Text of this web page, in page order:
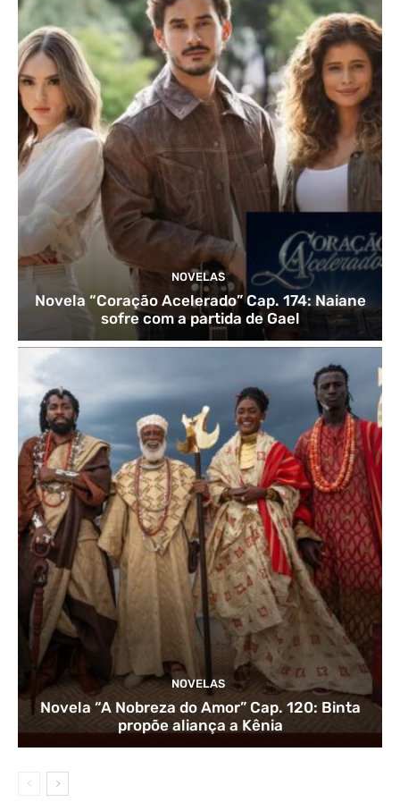
NOVELAS
Novela “Coração Acelerado” Cap. 174: Naiane
sofre com a partida de Gael
NOVELAS
Novela “A Nobreza do Amor” Cap. 120: Binta
propõe aliança a Kênia